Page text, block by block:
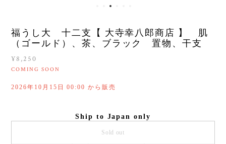
福うし大 十二支【 大寺幸八郎商店 】 肌
（ゴールド）、茶、ブラック 置物、干支
¥8,250
COMING SOON
2026年10月15日 00:00 から販売
Ship to Japan only
Sold out